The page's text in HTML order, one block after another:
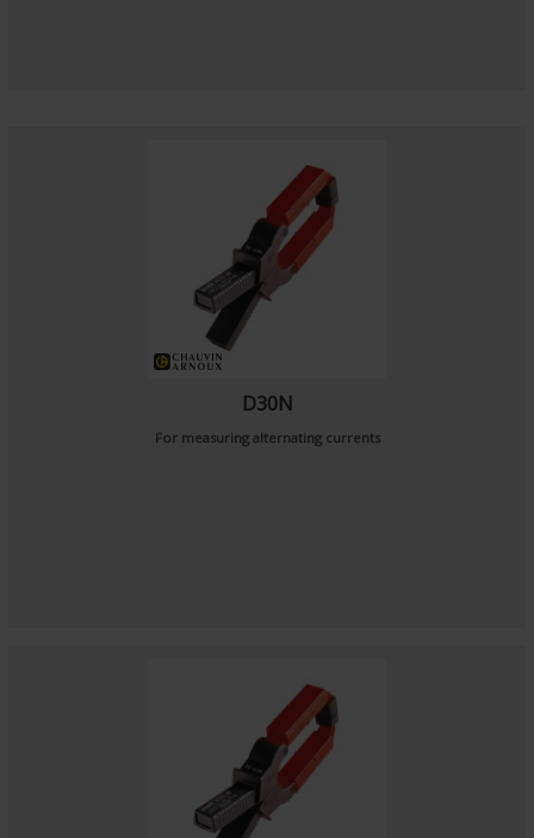
D30N
For measuring alternating currents